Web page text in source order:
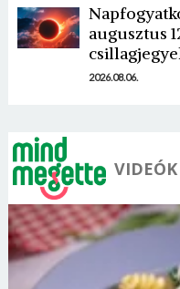
augusztus
2026.08.06.
VIDEÓK